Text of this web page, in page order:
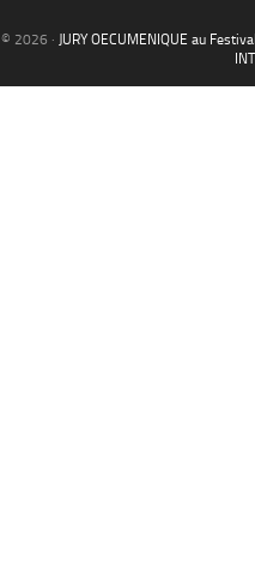
© 2026 · JURY OECUMENIQUE au